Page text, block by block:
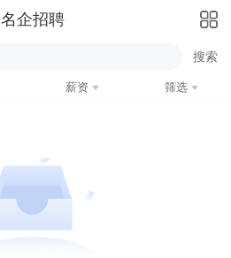
名企招聘
薪资 筛选